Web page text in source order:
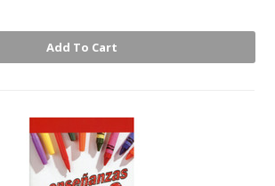
Add To Cart